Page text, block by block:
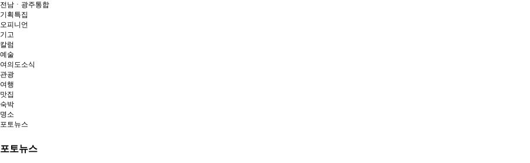
전남ㆍ광주통합
기획특집
오피니언
기고
칼럼
예술
여의도소식
관광
여행
맛집
숙박
명소
포토뉴스
포토뉴스